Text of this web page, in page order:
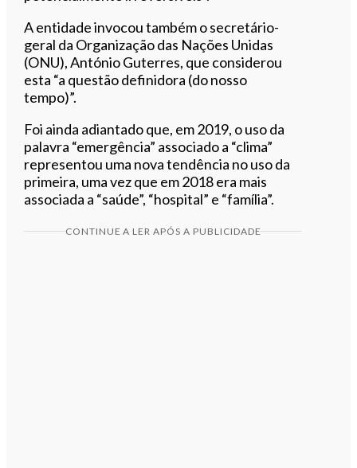
A entidade invocou também o secretário-
geral da Organização das Nações Unidas
(ONU), António Guterres, que considerou
esta “a questão definidora (do nosso
tempo)”.
Foi ainda adiantado que, em 2019, o uso da
palavra “emergência” associado a “clima”
representou uma nova tendência no uso da
primeira, uma vez que em 2018 era mais
associada a “saúde”, “hospital” e “família”.
CONTINUE A LER APÓS A PUBLICIDADE